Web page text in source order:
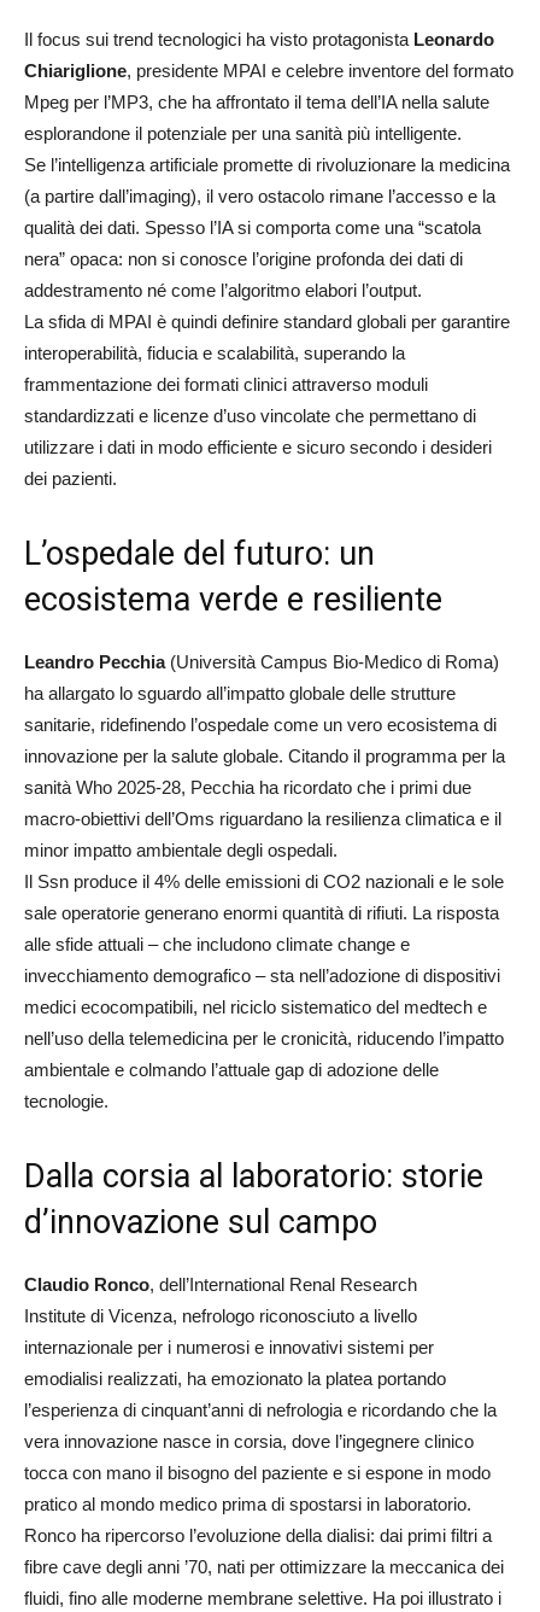
Il focus sui trend tecnologici ha visto protagonista Leonardo
Chiariglione, presidente MPAI e celebre inventore del formato
Mpeg per l’MP3, che ha affrontato il tema dell’IA nella salute
esplorandone il potenziale per una sanità più intelligente.
Se l’intelligenza artificiale promette di rivoluzionare la medicina
(a partire dall’imaging), il vero ostacolo rimane l’accesso e la
qualità dei dati. Spesso l’IA si comporta come una “scatola
nera” opaca: non si conosce l’origine profonda dei dati di
addestramento né come l’algoritmo elabori l’output.
La sfida di MPAI è quindi definire standard globali per garantire
interoperabilità, fiducia e scalabilità, superando la
frammentazione dei formati clinici attraverso moduli
standardizzati e licenze d’uso vincolate che permettano di
utilizzare i dati in modo efficiente e sicuro secondo i desideri
dei pazienti.
L’ospedale del futuro: un
ecosistema verde e resiliente
Leandro Pecchia (Università Campus Bio-Medico di Roma)
ha allargato lo sguardo all’impatto globale delle strutture
sanitarie, ridefinendo l’ospedale come un vero ecosistema di
innovazione per la salute globale. Citando il programma per la
sanità Who 2025-28, Pecchia ha ricordato che i primi due
macro-obiettivi dell’Oms riguardano la resilienza climatica e il
minor impatto ambientale degli ospedali.
Il Ssn produce il 4% delle emissioni di CO2 nazionali e le sole
sale operatorie generano enormi quantità di rifiuti. La risposta
alle sfide attuali – che includono climate change e
invecchiamento demografico – sta nell’adozione di dispositivi
medici ecocompatibili, nel riciclo sistematico del medtech e
nell’uso della telemedicina per le cronicità, riducendo l’impatto
ambientale e colmando l’attuale gap di adozione delle
tecnologie.
Dalla corsia al laboratorio: storie
d’innovazione sul campo
Claudio Ronco, dell’International Renal Research
Institute di Vicenza, nefrologo riconosciuto a livello
internazionale per i numerosi e innovativi sistemi per
emodialisi realizzati, ha emozionato la platea portando
l’esperienza di cinquant’anni di nefrologia e ricordando che la
vera innovazione nasce in corsia, dove l’ingegnere clinico
tocca con mano il bisogno del paziente e si espone in modo
pratico al mondo medico prima di spostarsi in laboratorio.
Ronco ha ripercorso l’evoluzione della dialisi: dai primi filtri a
fibre cave degli anni ’70, nati per ottimizzare la meccanica dei
fluidi, fino alle moderne membrane selettive. Ha poi illustrato i